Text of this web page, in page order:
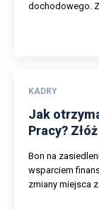
dochodowego.
KADRY
Jak
Pracy?
Bon na
wsparciem
zmiany miejsca